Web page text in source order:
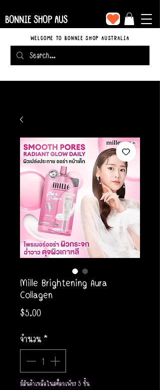
BONNIE SHOP AUS
WELCOME TO BONNIE SHOP AUSTRALIA
Mille Brightening Aura
Collagen
$5.00ราคา
จำนวน*
มีสินค้าเหลือในสต็อกเพียง 5 ชิ้น